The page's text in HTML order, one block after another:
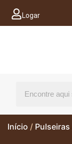
Logar
Início / Pulseiras